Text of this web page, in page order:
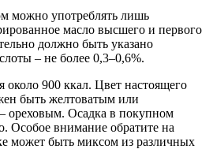
можно употреблять лишь
масло высшего и первого
должно быть указано
– не более 0,3–0,6%.
около 900 ккал. Цвет настоящего
быть желтоватым или
ореховым. Осадка в покупном
Особое внимание обратите на
может быть миксом из различных